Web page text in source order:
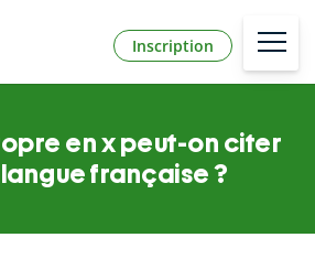
Inscription
en x peut-on citer
française ?